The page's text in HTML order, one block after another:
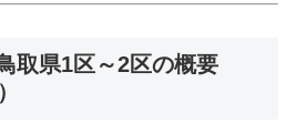
取県1区～2区の概要